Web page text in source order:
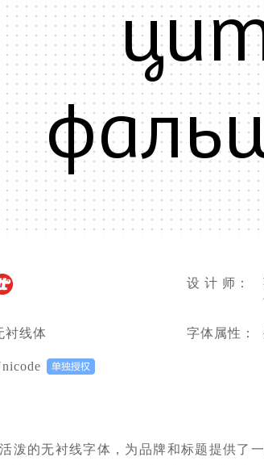
设 计 师：
衬线体 字体属性：
泼的无衬线字体，为品牌和标题提供了